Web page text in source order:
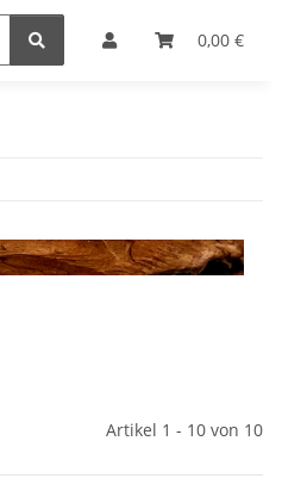
0,00 €
Sonstiges SALE %
Artikel 1 - 10 von 10